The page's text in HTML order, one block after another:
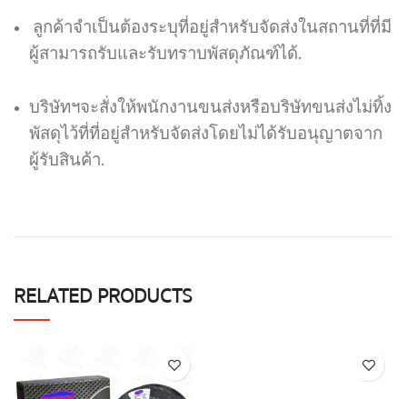
ลูกค้าจำเป็นต้องระบุที่อยู่สำหรับจัดส่งในสถานที่ที่มี
ผู้สามารถรับและรับทราบพัสดุภัณฑ์ได้.
บริษัทฯจะสั่งให้พนักงานขนส่งหรือบริษัทขนส่งไม่ทิ้ง
พัสดุไว้ที่ที่อยู่สำหรับจัดส่งโดยไม่ได้รับอนุญาตจาก
ผู้รับสินค้า.
RELATED PRODUCTS